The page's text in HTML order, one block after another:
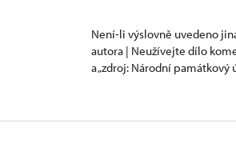
Není-li výslovně uvedeno
autora | Neužívejte dílo
a „zdroj: Národní památkový